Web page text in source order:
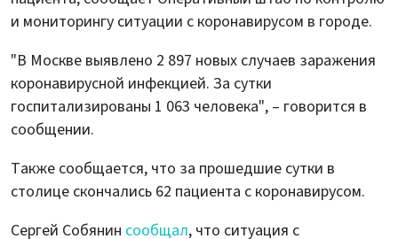
и мониторингу ситуации с коронавирусом в городе.
"В Москве выявлено 2 897 новых случаев заражения
коронавирусной инфекцией. За сутки
госпитализированы 1 063 человека", – говорится в
сообщении.
Также сообщается, что за прошедшие сутки в
столице скончались 62 пациента с коронавирусом.
Сергей Собянин сообщал, что ситуация с